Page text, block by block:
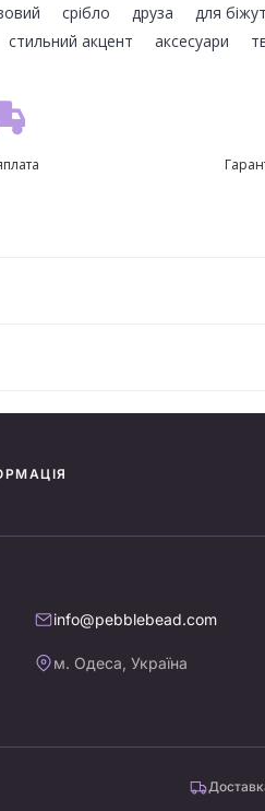
срібло друза для
стильний акцент аксесуари
info@pebblebead.com
м. Одеса, Україна